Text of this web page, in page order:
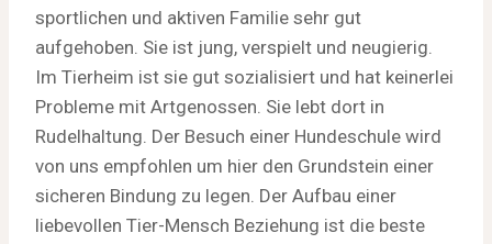
sportlichen und aktiven Familie sehr gut
aufgehoben. Sie ist jung, verspielt und neugierig.
Im Tierheim ist sie gut sozialisiert und hat keinerlei
Probleme mit Artgenossen. Sie lebt dort in
Rudelhaltung. Der Besuch einer Hundeschule wird
von uns empfohlen um hier den Grundstein einer
sicheren Bindung zu legen. Der Aufbau einer
liebevollen Tier-Mensch Beziehung ist die beste